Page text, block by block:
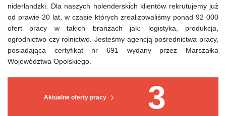
Aktualne oferty pracy 3
niderlandzki. Dla naszych holenderskich klientów rekrutujemy już
od prawie 20 lat, w czasie których zrealizowaliśmy ponad 92 000
ofert pracy w takich branżach jak: logistyka, produkcja,
ogrodnictwo czy rolnictwo. Jesteśmy agencją pośrednictwa pracy,
posiadająca certyfikat nr 691 wydany przez Marszałka
Województwa Opolskiego.